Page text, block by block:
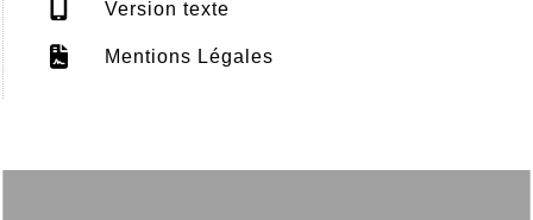
Version texte
Mentions Légales